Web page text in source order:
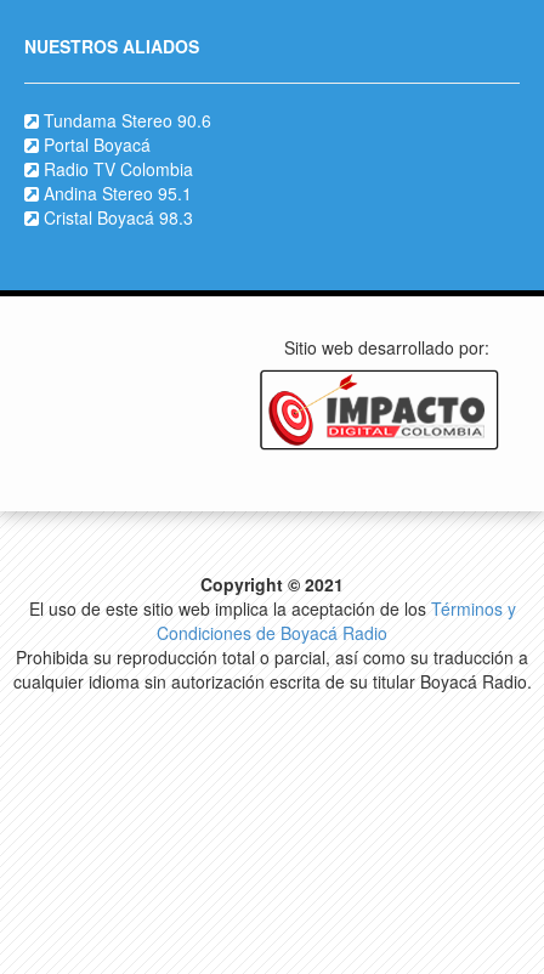
NUESTROS ALIADOS
Tundama Stereo 90.6
Portal Boyacá
Radio TV Colombia
Andina Stereo 95.1
Cristal Boyacá 98.3
Sitio web desarrollado por:
Copyright © 2021
El uso de este sitio web implica la aceptación de los Términos y
Condiciones de Boyacá Radio
Prohibida su reproducción total o parcial, así como su traducción a
cualquier idioma sin autorización escrita de su titular Boyacá Radio.